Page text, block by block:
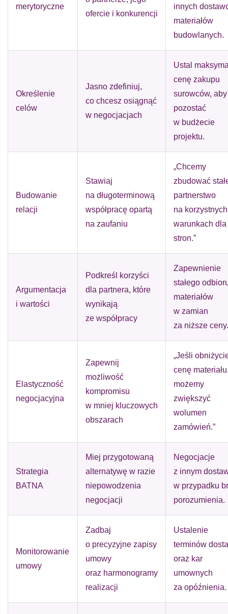
merytoryczne
ofercie i konkurencji
innych
materiałów
budowlanych.
Określenie
celów
Jasno zdefiniuj,
co chcesz osiągnąć
w negocjacjach
Ustal
cenę zakupu
surowców, aby
pozostać
w budżecie
projektu.
Budowanie
relacji
Stawiaj
na długoterminową
współpracę opartą
na zaufaniu
„Chcemy
zbudować
partnerstwo
na korzystnych
warunkach dla
stron.”
Argumentacja
i wartości
Podkreśl korzyści
dla partnera, które
wynikają
ze współpracy
Zapewnienie
stałego
materiałów
w zamian
za niższe ceny.
Elastyczność
negocjacyjna
Zapewnij
możliwość
kompromisu
w mniej kluczowych
obszarach
„Jeśli
cenę
możemy
zwiększyć
wolumen
zamówień.”
Strategia
BATNA
Miej przygotowaną
alternatywę w razie
niepowodzenia
negocjacji
Negocjacje
z innym
w przypadku
porozumienia.
Monitorowanie
umowy
Zadbaj
o precyzyjne zapisy
umowy
oraz harmonogramy
realizacji
Ustalenie
terminów
oraz kar
umownych
za opóźnienia.